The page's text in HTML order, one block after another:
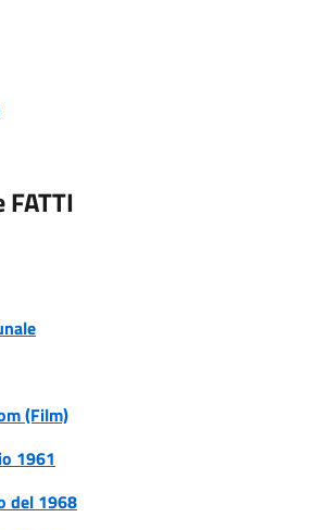
(Film)
1961
del 1968